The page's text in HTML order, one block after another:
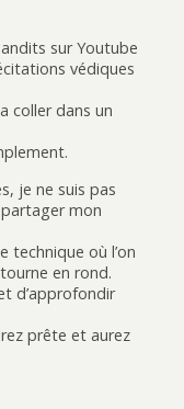
sur Youtube
védiques
coller dans un
je ne suis pas
mon
technique où l’on
en rond.
d’approfondir
prête et aurez